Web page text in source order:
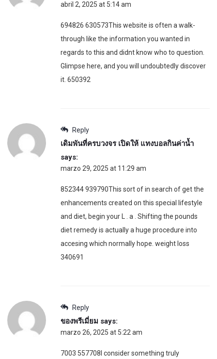
abril 2, 2025 at 5:14 am
694826 630573This website is often a walk-
through like the information you wanted in
regards to this and didnt know who to question.
Glimpse here, and you will undoubtedly discover
it. 650392
Reply
เดิมพันที่ครบวงจร เปิดให้ แทงบอลกินค่าน้ำ
says:
marzo 29, 2025 at 11:29 am
852344 939790This sort of in search of get the
enhancements created on this special lifestyle
and diet, begin your L . a . Shifting the pounds
diet remedy is actually a huge procedure into
accesing which normally hope. weight loss
340691
Reply
ของพรีเมี่ยม says:
marzo 26, 2025 at 5:22 am
7003 557708I consider something truly